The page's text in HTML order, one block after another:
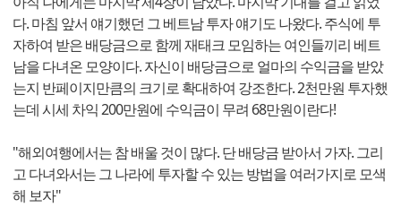
다. 마침 앞서 얘기했던 그 베트남 투자 얘기도 나왔다. 주식에 투
자하여 받은 배당금으로 함께 재태크 모임하는 여인들끼리 베트
남을 다녀온 모양이다. 자신이 배당금으로 얼마의 수익금을 받았
는지 반페이지만큼의 크기로 확대하여 강조한다. 2천만원 투자했
는데 시세 차익 200만원에 수익금이 무려 68만원이란다!
"해외여행에서는 참 배울 것이 많다. 단 배당금 받아서 가자. 그리
고 다녀와서는 그 나라에 투자할 수 있는 방법을 여러가지로 모색
해 보자"